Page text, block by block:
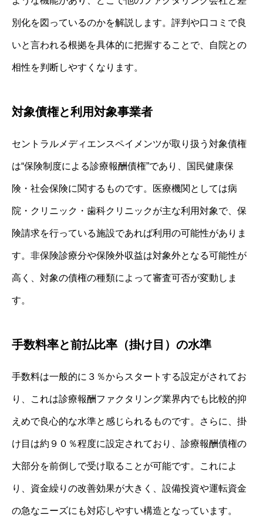
別化を図っているのかを解説します。評判や口コミで良
いと言われる根拠を具体的に把握することで、自院との
相性を判断しやすくなります。
対象債権と利用対象事業者
セントラルメディエンスペイメンツが取り扱う対象債権
は“保険制度による診療報酬債権”であり、国民健康保
険・社会保険に関するものです。医療機関としては病
院・クリニック・歯科クリニックが主な利用対象で、保
険請求を行っている施設であれば利用の可能性がありま
す。非保険診療分や保険外収益は対象外となる可能性が
高く、対象の債権の種類によって審査可否が変動しま
す。
手数料率と前払比率（掛け目）の水準
手数料は一般的に３％からスタートする設定がされてお
り、これは診療報酬ファクタリング業界内でも比較的抑
えめで良心的な水準と感じられるものです。さらに、掛
け目は約９０％程度に設定されており、診療報酬債権の
大部分を前倒しで受け取ることが可能です。これによ
り、資金繰りの改善効果が大きく、設備投資や運転資金
の急なニーズにも対応しやすい構造となっています。